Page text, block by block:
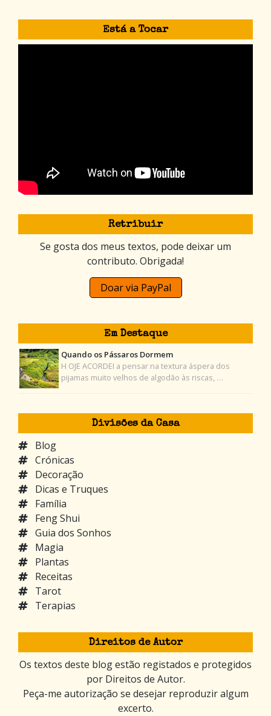
Está a Tocar
Retribuir
Se gosta dos meus textos, pode deixar um
contributo. Obrigada!
Doar via PayPal
Em Destaque
Quando os Pássaros Dormem
H OJE ACORDEI a pensar na textura áspera dos
pijamas muito velhos de algodão às riscas, …
Divisões da Casa
Blog
Crónicas
Decoração
Dicas e Truques
Família
Feng Shui
Guia dos Sonhos
Magia
Plantas
Receitas
Tarot
Terapias
Direitos de Autor
Os textos deste blog estão registados e protegidos
por Direitos de Autor.
Peça-me autorização se desejar reproduzir algum
excerto.